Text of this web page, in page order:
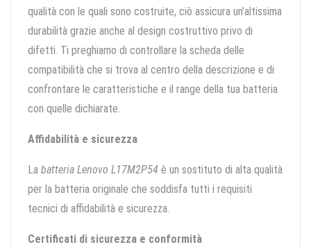
qualità con le quali sono costruite, ciò assicura un’altissima
durabilità grazie anche al design costruttivo privo di
difetti. Ti preghiamo di controllare la scheda delle
compatibilità che si trova al centro della descrizione e di
confrontare le caratteristiche e il range della tua batteria
con quelle dichiarate.
Affidabilità e sicurezza
La batteria Lenovo L17M2P54 è un sostituto di alta qualità
per la batteria originale che soddisfa tutti i requisiti
tecnici di affidabilità e sicurezza.
Certificati di sicurezza e conformità